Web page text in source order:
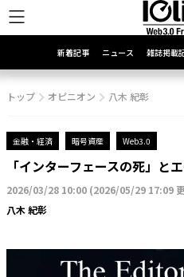
新着記事 ニュース 雑誌掲載
トップ オピニオン 八木 紀彰
金融・経済 暗号資産 Web3.0
「インターフェースの死」と
2026/03/28 10:00 (2026/05/29 17:09
八木 紀彰